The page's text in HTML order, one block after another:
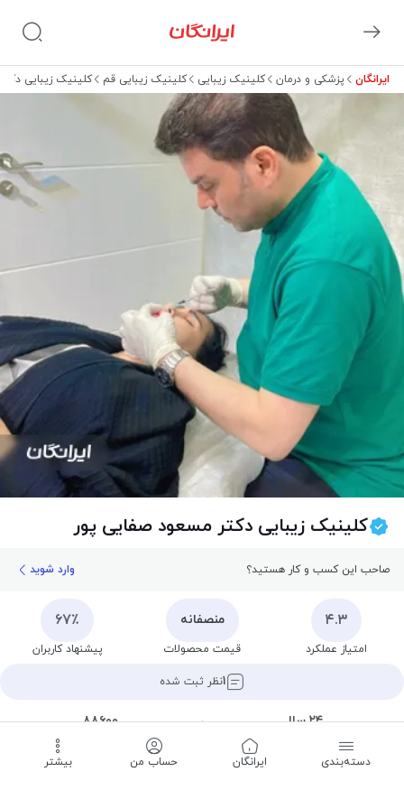
ایرانگان پزشکی و درمان کلینیک زیبایی کلینیک زیبایی قم کلینیک زیبایی
کلینیک زیبایی دکتر مسعود صفایی پور
صاحب این کسب و کار هستید؟ وارد شوید
۴.۳
امتیاز عملکرد
منصفانه
قیمت محصولات
۶۷٪
پیشنهاد کاربران
۱نظر ثبت شده
۲۴ سال ۸۸۶۰۰
شماره نظام پزشکی
دسته‌بندی ‌ایرانگان حساب من بیشتر